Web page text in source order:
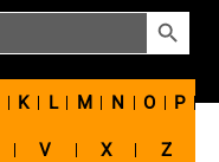
SEARCH BUTTON
K L M N O P
V X Z